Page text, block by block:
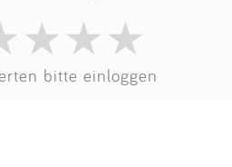
bitte einloggen